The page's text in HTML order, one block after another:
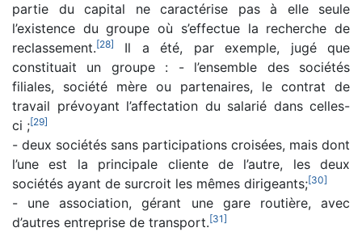
partie du capital ne caractérise pas à elle seule
l’existence du groupe où s’effectue la recherche de
reclassement.[28]
Il a été, par exemple, jugé que
constituait un groupe : - l’ensemble des sociétés
filiales, société mère ou partenaires, le contrat de
travail prévoyant l’affectation du salarié dans celles-
ci ;[29]
- deux sociétés sans participations croisées, mais dont
l’une est la principale cliente de l’autre, les deux
sociétés ayant de surcroit les mêmes dirigeants;[30]
- une association, gérant une gare routière, avec
d’autres entreprise de transport.[31]